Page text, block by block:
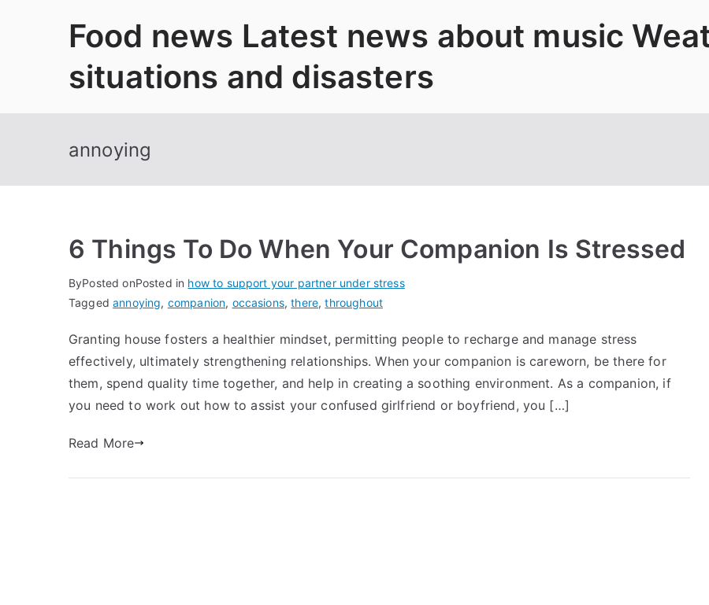
Food news Latest news about music
situations and disasters
annoying
6 Things To Do When Your Companion Is Stressed
ByPosted onPosted in how to support your partner under stress
Taggedannoying, companion, occasions,there,throughout
Granting house fosters a healthier mindset, permitting people to recharge and manage stress
effectively, ultimately strengthening relationships. When your companion is careworn, be there for
them, spend quality time together, and help in creating a soothing environment. As a companion, if
you need to work out how to assist your confused girlfriend or boyfriend, you […]
Read More